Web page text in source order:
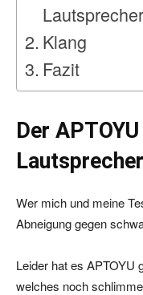
Klang
Fazit
Der
Wer mich und meine
Abneigung gegen
Leider hat es APTOYU
welches noch